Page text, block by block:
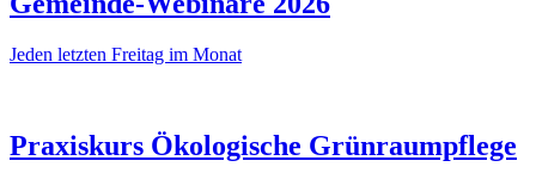
Jeden letzten Freitag im Monat
Praxiskurs Ökologische Grünraumpflege